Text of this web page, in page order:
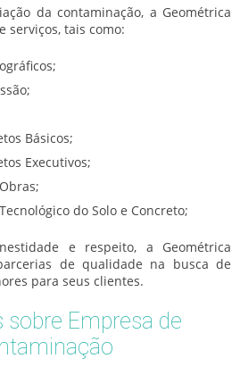
da contaminação, a Geométrica
serviços, tais como:
Básicos;
Executivos;
do Solo e Concreto;
e respeito, a Geométrica
de qualidade na busca de
para seus clientes.
sobre Empresa de